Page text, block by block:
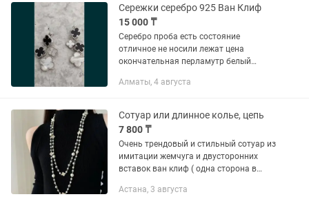
Сережки серебро 925 Ван Клиф
15 000 ₸
Серебро проба есть состояние
отличное не носили лежат цена
окончательная перламутр белый
Алматы, 4 августа
Сотуар или длинное колье, цепь
7 800 ₸
Очень трендовый и стильный сотуар из
имитации жемчуга и двусторонних
вставок ван клиф ( одна сторона в
В серебре и золоте. Длина 150, 170 см,
Астана, 3 августа